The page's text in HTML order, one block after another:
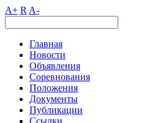
A+ R A-
Главная
Новости
Объявления
Соревнования
Положения
Документы
Публикации
Ссылки